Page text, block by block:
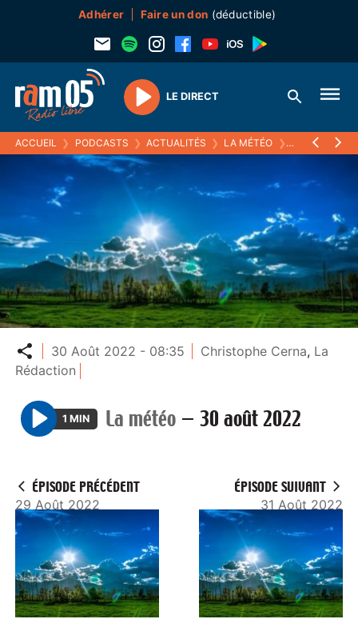
Adhérer Faire un don (déductible)
Play
LE DIRECT
ACCUEIL ❯ PODCASTS ❯ ACTUALITÉS ❯ LA MÉTÉO ❯ 30 AOÛT 2022
Partager
30 Août 2022 - 08:35 Christophe Cerna, La
Rédaction
P
y
1 MIN La météo — 30 août 2022
ÉPISODE PRÉCÉDENT
29 Août 2022
ÉPISODE SUIVANT
31 Août 2022